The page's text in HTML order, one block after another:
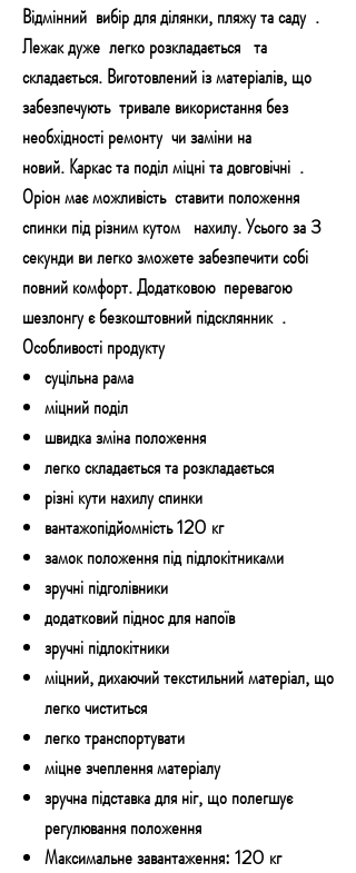
Відмінний вибір для ділянки, пляжу та саду.
Лежак дуже легко розкладається та
складається. Виготовлений із матеріалів, що
забезпечують тривале використання без
необхідності ремонтучи заміни на
новий.Каркас та поділ міцні та довговічні .
Оріон має можливість ставити положення
спинки під різним кутом нахилу. Усього за 3
секунди ви легко зможете забезпечити собі
повний комфорт. Додатковою перевагою
шезлонгу є безкоштовний підсклянник.
Особливості продукту
суцільна рама
міцний поділ
швидка зміна положення
легко складається та розкладається
різні кути нахилу спинки
вантажопідйомність 120 кг
замок положення під підлокітниками
зручні підголівники
додатковий піднос для напоїв
зручні підлокітники
міцний, дихаючий текстильний матеріал, що
легко чиститься
легко транспортувати
міцне зчеплення матеріалу
зручна підставка для ніг, що полегшує
регулювання положення
Максимальне завантаження: 120 кг